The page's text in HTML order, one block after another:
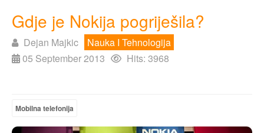
Gdje je Nokija pogriješila?
Dejan Majkic
Nauka I Tehnologija
05 September 2013
Hits: 3968
Mobilna telefonija